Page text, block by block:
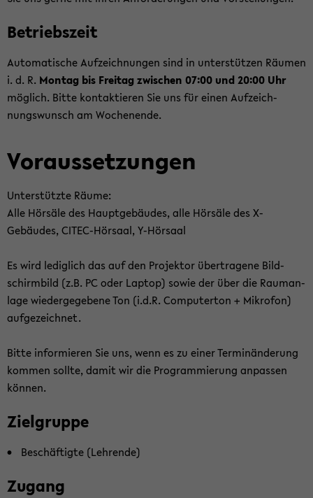
Be­triebs­zeit
Au­to­ma­ti­sche Auf­zeich­nun­gen sind in un­ter­stüt­zen Räu­men
i. d. R. Mon­tag bis Frei­tag zwi­schen 07:00 und 20:00 Uhr
mög­lich. Bitte kon­tak­tie­ren Sie uns für einen Auf­zeich­
nungs­wunsch am Wo­chen­en­de.
Vor­aus­set­zun­gen
Un­ter­stütz­te Räume:
Alle Hör­sä­le des Haupt­ge­bäu­des, alle Hör­sä­le des X-​
Gebäudes, CITEC-​Hörsaal, Y-​Hörsaal
Es wird le­dig­lich das auf den Pro­jek­tor über­tra­ge­ne Bild­
schirm­bild (z.B. PC oder Lap­top) sowie der über die Raum­an­
la­ge wie­der­ge­ge­be­ne Ton (i.d.R. Com­pu­ter­ton + Mi­kro­fon)
auf­ge­zeich­net.
Bitte in­for­mie­ren Sie uns, wenn es zu einer Ter­min­än­de­rung
kom­men soll­te, damit wir die Pro­gram­mie­rung an­pas­sen
kön­nen.
Ziel­grup­pe
Be­schäf­tig­te (Leh­ren­de)
Zu­gang